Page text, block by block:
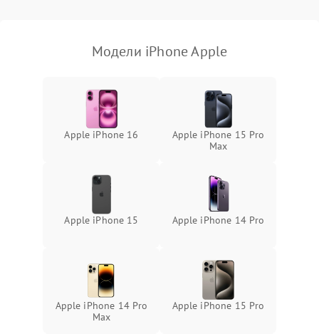
Модели iPhone Apple
Apple iPhone 16
Apple iPhone 15 Pro
Max
Apple iPhone 15 Apple iPhone 14 Pro
Apple iPhone 14 Pro
Max
Apple iPhone 15 Pro